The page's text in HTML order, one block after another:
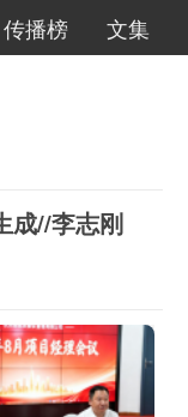
传播榜 文集
成//李志刚